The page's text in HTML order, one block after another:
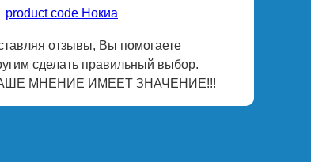
product code Нокиа
отзывы, Вы помогаете
сделать правильный выбор.
МНЕНИЕ ИМЕЕТ ЗНАЧЕНИЕ!!!